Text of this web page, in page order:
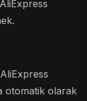
otomatik olarak